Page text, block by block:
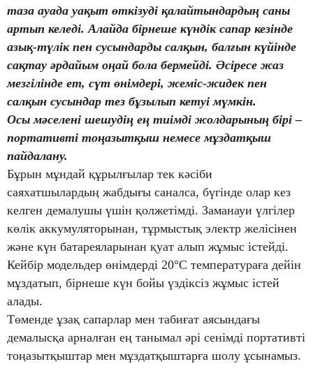
таза ауада уақыт өткізуді қалайтындардың саны
артып келеді. Алайда бірнеше күндік сапар кезінде
азық-түлік пен сусындарды салқын, балғын күйінде
сақтау әрдайым оңай бола бермейді. Әсіресе жаз
мезгілінде ет, сүт өнімдері, жеміс-жидек пен
салқын сусындар тез бұзылып кетуі мүмкін.
Осы мәселені шешудің ең тиімді жолдарының бірі –
портативті тоңазытқыш немесе мұздатқыш
пайдалану.
Бұрын мұндай құрылғылар тек кәсіби
саяхатшылардың жабдығы саналса, бүгінде олар кез
келген демалушы үшін қолжетімді. Заманауи үлгілер
көлік аккумуляторынан, тұрмыстық электр желісінен
және күн батареяларынан қуат алып жұмыс істейді.
Кейбір модельдер өнімдерді 20°C температураға дейін
мұздатып, бірнеше күн бойы үздіксіз жұмыс істей
алады.
Төменде ұзақ сапарлар мен табиғат аясындағы
демалысқа арналған ең танымал әрі сенімді портативті
тоңазытқыштар мен мұздатқыштарға шолу ұсынамыз.